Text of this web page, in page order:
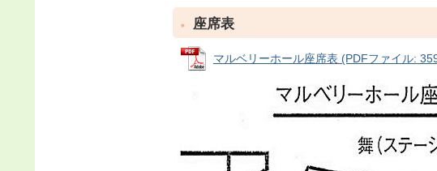
座席表
マルベリーホール座席表 (PDFファイル: